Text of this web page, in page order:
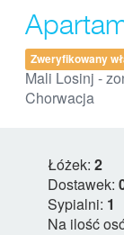
Zweryfikowany
Mali Losinj -
Chorwacja
Łóżek: 2
Dostawek:
Sypialni: 1
Na ilość